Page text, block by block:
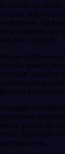
In relatiile cu
de spirit. Are darul
si ideile sale. Cu
de sentimentele sale
deschide complet.
Pe plan profesional,
necesita gandire
cercetare, jurnalism
economiseasca si sa
generosi la suprafata.
Sanatatea
punctul sau
pierde somnul din
minte. Activitatile
care are nevoie.